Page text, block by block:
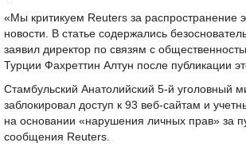
«Мы критикуем Reuters за распространение
новости. В статье содержались
заявил директор по связям с
Турции Фахреттин Алтун после публикации
Стамбульский Анатолийский 5-й уголовный
заблокировал доступ к 93 веб-сайтам и
на основании «нарушения личных прав» за
сообщения Reuters.